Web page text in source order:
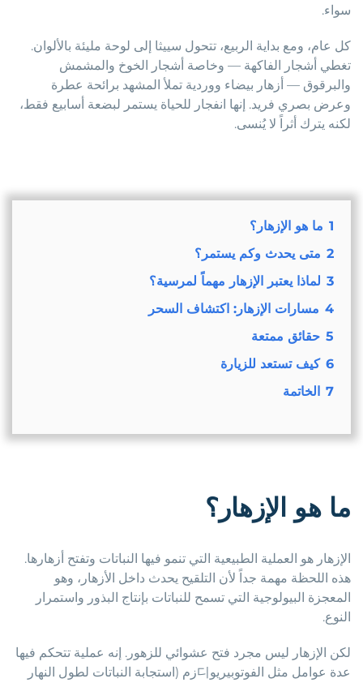
سواء.
كل عام، ومع بداية الربيع، تتحول سييثا إلى لوحة مليئة بالألوان.
تغطي أشجار الفاكهة — وخاصة أشجار الخوخ والمشمش
والبرقوق — أزهار بيضاء ووردية تملأ المشهد برائحة عطرة
وعرض بصري فريد. إنها انفجار للحياة يستمر لبضعة أسابيع فقط،
لكنه يترك أثراً لا يُنسى.
ما هو الإزهار؟
2
متى يحدث وكم يستمر؟
3
لماذا يعتبر الإزهار مهماً لمرسية؟
4
مسارات الإزهار: اكتشاف السحر
5
حقائق ممتعة
6 كيف تستعد للزيارة
7
الخاتمة
ما هو الإزهار؟
الإزهار هو العملية الطبيعية التي تنمو فيها النباتات وتفتح أزهارها.
هذه اللحظة مهمة جداً لأن التلقيح يحدث داخل الأزهار، وهو
المعجزة البيولوجية التي تسمح للنباتات بإنتاج البذور واستمرار
النوع.
لكن الإزهار ليس مجرد فتح عشوائي للزهور. إنه عملية تتحكم فيها
عدة عوامل مثل الفوتوبيريو디زم (استجابة النباتات لطول النهار